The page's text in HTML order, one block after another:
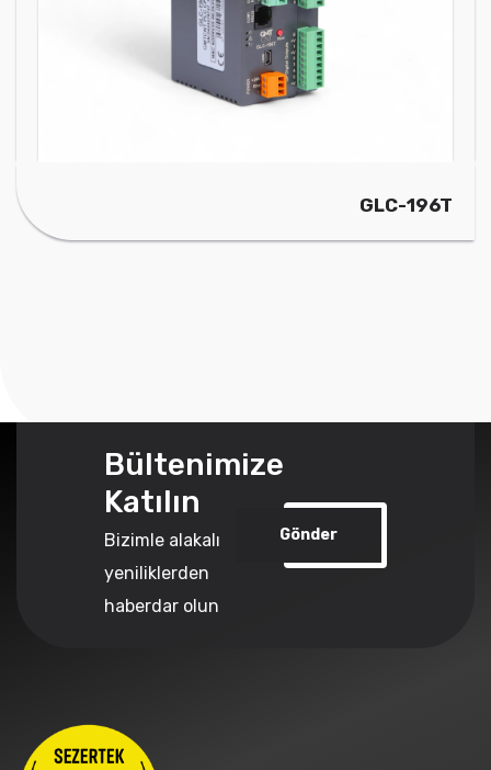
GLC-196T
Bültenimize
Katılın
Bizimle alakalı
yeniliklerden
haberdar olun
Gönder